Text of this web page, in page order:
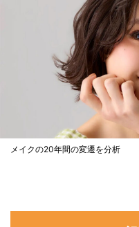
メイクの20年間の変遷を分析